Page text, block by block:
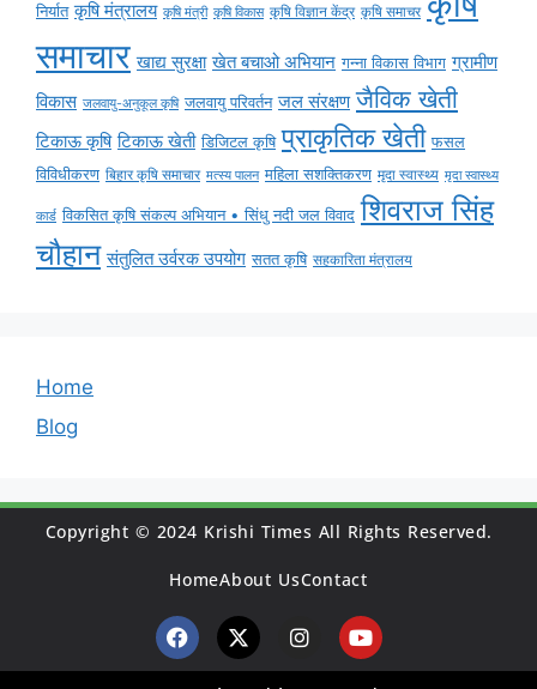
निर्यात कृषि मंत्रालय कृषि मंत्री कृषि विकास कृषि विज्ञान केंद्र कृषि समाचर
समाचार खाद्य सुरक्षा खेत बचाओ अभियान गन्ना विकास विभाग ग्रामीण
विकास जलवायु-अनुकूल कृषि जलवायु परिवर्तन जल संरक्षण जैविक खेती
टिकाऊ कृषि टिकाऊ खेती डिजिटल कृषि प्राकृतिक खेती फसल
विविधीकरण बिहार कृषि समाचार मत्स्य पालन महिला सशक्तिकरण मृदा स्वास्थ्य मृदा स्वास्थ्य
कार्ड विकसित कृषि संकल्प अभियान • सिंधु नदी जल विवाद शिवराज सिंह
चौहान संतुलित उर्वरक उपयोग सतत कृषि सहकारिता मंत्रालय
Home
Blog
Copyright © 2024 Krishi Times All Rights Reserved.
HomeAbout UsContact